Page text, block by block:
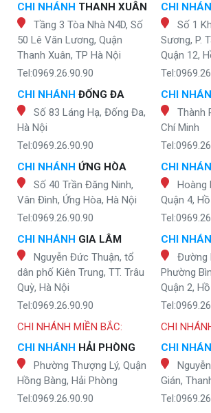
CHI NHÁNH THANH XUÂN
Tầng 3 Tòa Nhà N4D, Số
50 Lê Văn Lương, Quận
Thanh Xuân, TP Hà Nội
Tel:0969.26.90.90
CHI NHÁNH ĐỐNG ĐA
Số 83 Láng Hạ, Đống Đa,
Hà Nội
Tel:0969.26.90.90
CHI NHÁNH ỨNG HÒA
Số 40 Trần Đăng Ninh,
Vân Đình, Ứng Hòa, Hà Nội
Tel:0969.26.90.90
CHI NHÁNH GIA LÂM
Nguyễn Đức Thuận, tổ
dân phố Kiên Trung, TT. Trâu
Quỳ, Hà Nội
Tel:0969.26.90.90
CHI
Số 1
Sương, P.
Quận 12,
CHI
Thành
Chí Minh
CHI
Hoàng
Quận 4,
CHI
Đường
Phường
Quận 2,
CHI NHÁNH MIỀN BẮC:
CHI NHÁNH HẢI PHÒNG
Phường Thượng Lý, Quận
Hồng Bàng, Hải Phòng
Tel:0969.26.90.90
CHI
CHI
Gián,